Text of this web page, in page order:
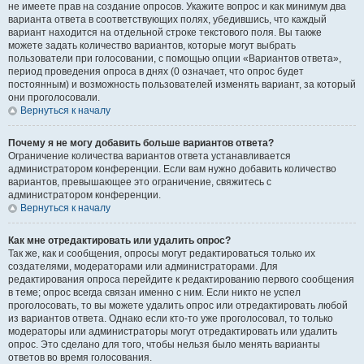
не имеете прав на создание опросов. Укажите вопрос и как минимум два
варианта ответа в соответствующих полях, убедившись, что каждый
вариант находится на отдельной строке текстового поля. Вы также
можете задать количество вариантов, которые могут выбрать
пользователи при голосовании, с помощью опции «Вариантов ответа»,
период проведения опроса в днях (0 означает, что опрос будет
постоянным) и возможность пользователей изменять вариант, за который
они проголосовали.
Вернуться к началу
Почему я не могу добавить больше вариантов ответа?
Ограничение количества вариантов ответа устанавливается
администратором конференции. Если вам нужно добавить количество
вариантов, превышающее это ограничение, свяжитесь с
администратором конференции.
Вернуться к началу
Как мне отредактировать или удалить опрос?
Так же, как и сообщения, опросы могут редактироваться только их
создателями, модераторами или администраторами. Для
редактирования опроса перейдите к редактированию первого сообщения
в теме; опрос всегда связан именно с ним. Если никто не успел
проголосовать, то вы можете удалить опрос или отредактировать любой
из вариантов ответа. Однако если кто-то уже проголосовал, то только
модераторы или администраторы могут отредактировать или удалить
опрос. Это сделано для того, чтобы нельзя было менять варианты
ответов во время голосования.